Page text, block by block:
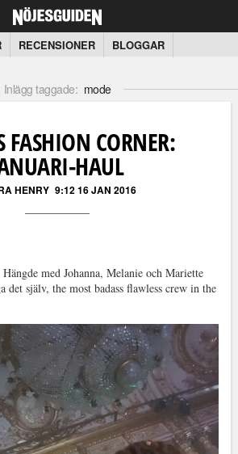
RECENSIONER BLOGGAR
Inlägg taggade: mode
FASHION CORNER:
HAUL
HENRY 9:12 16 JAN 2016
med Johanna, Melanie och Mariette
det själv, the most badass flawless crew in the